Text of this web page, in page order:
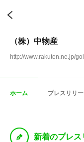
（株）中物産
http://www.rakuten.ne.jp/
ホーム プレスリリ
D 新着のプレス